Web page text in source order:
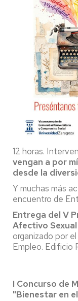
12 horas.
vengan a por
desde la
Y muchas más
encuentro de
Entrega del V
Afectivo Sexual
organizado por
Empleo. Edificio
I Concurso de
"Bienestar en